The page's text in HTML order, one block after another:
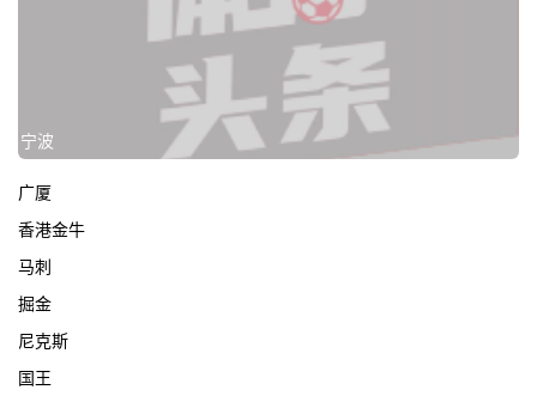
宁波
广厦
香港金牛
马刺
掘金
尼克斯
国王